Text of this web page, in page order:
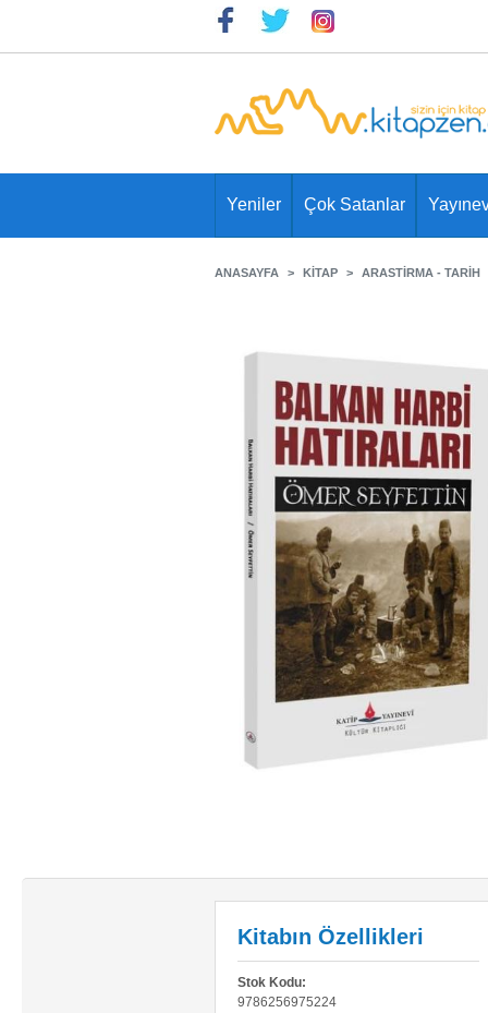
Yeniler Çok Satanlar
ANASAYFA KITAP ARASTIRMA - TARIH
Kitabın Özellikleri
Stok Kodu:
9786256975224